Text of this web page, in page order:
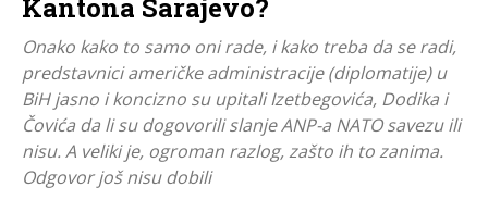
Kantona Sarajevo?
Onako kako to samo oni rade, i kako treba da se radi,
predstavnici američke administracije (diplomatije) u
BiH jasno i koncizno su upitali Izetbegovića, Dodika i
Čovića da li su dogovorili slanje ANP-a NATO savezu ili
nisu. A veliki je, ogroman razlog, zašto ih to zanima.
Odgovor još nisu dobili